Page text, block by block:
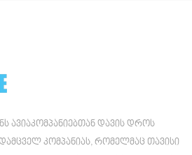
ავიაკომპანიებთან დავის დროს
კომპანიას, რომელმაც თავისი